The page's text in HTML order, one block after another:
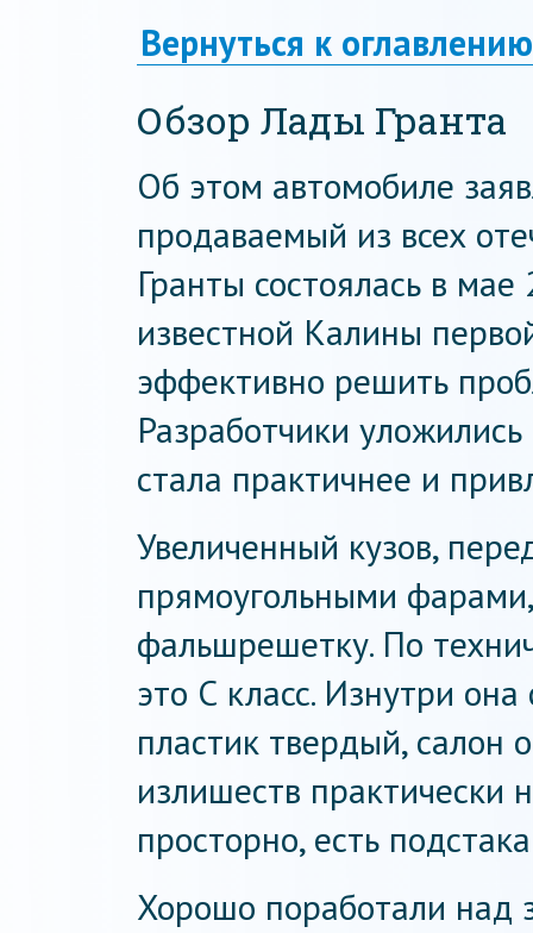
Вернуться к оглавлению
Обзор Лады Гранта
Об этом автомобиле
продаваемый из всех
Гранты состоялась в
известной Калины
эффективно решить
Разработчики
стала практичнее и
Увеличенный кузов,
прямоугольными
фальшрешетку. По
это С класс. Изнутри
пластик твердый, салон
излишеств практически
просторно, есть
Хорошо поработали над